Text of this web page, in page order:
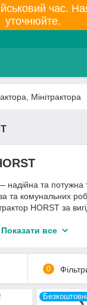
час.
уточнюйте.
Мінітрактора
надійна та потужна
та комунальних
HORST за
Замовити
Показати все
0